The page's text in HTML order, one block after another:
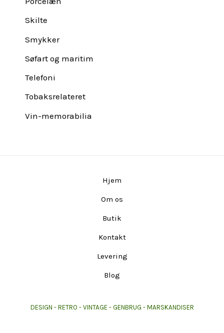
Skilte
Smykker
Søfart og maritim
Telefoni
Tobaksrelateret
Vin-memorabilia
Hjem
Om os
Butik
Kontakt
Levering
Blog
DESIGN - RETRO - VINTAGE - GENBRUG - MARSKANDISER